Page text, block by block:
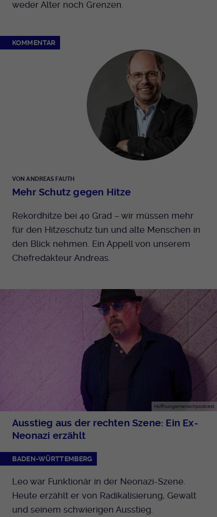
weder Alter noch Grenzen.
KOMMENTAR
VON ANDREAS FAUTH
Mehr Schutz gegen Hitze
Rekordhitze bei 40 Grad – wir müssen mehr
für den Hitzeschutz tun und alte Menschen in
den Blick nehmen. Ein Appell von unserem
Chefredakteur Andreas.
Hoffnungsmenschpodcast
Ausstieg aus der rechten Szene: Ein Ex-
Neonazi erzählt
BADEN-WÜRTTEMBERG
Leo war Funktionär in der Neonazi-Szene.
Heute erzählt er von Radikalisierung, Gewalt
und seinem schwierigen Ausstieg.
Zweck
cookie_optin-[n]
Bei Ausahl nur essentieller Cookies wird
dieser Cookie am Ende der Sitzung
gelöscht. Ansonsten 1 Monat.
Zweck
Einstellungen. Eine optionale Nummer
nach dem Namen gibt lediglich eine
Versionsnummer an.